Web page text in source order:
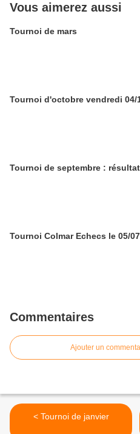
Vous aimerez aussi
Tournoi de mars
Tournoi d'octobre vendredi 04/
Tournoi de septembre :
Tournoi Colmar Echecs le 05/
Commentaires
Ajouter un
< Tournoi de janvier